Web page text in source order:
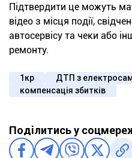
Підтвердити це можуть
відео з місця події,
автосервісу та чеки або
ремонту.
1кр
ДТП з
компенсація збитків
Поділитись у